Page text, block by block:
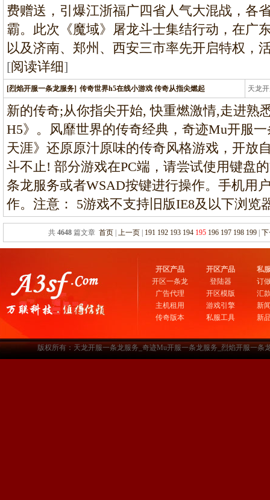
费赠送，引爆江浙福广四省人气大混战，各
霸。此次《魔域》屠龙斗士集结行动，在广
以及济南、郑州、西安三市率先开启特权，
[阅读详细]
[烈焰开服一条龙服务] 传奇世界h5在线小游戏 传奇从指尖燃起 天龙
龙
新的传奇;从你指尖开始, 快重燃激情,走进熟
H5》。风靡世界的传奇经典，奇迹Mu开服
天涯》还原原汁原味的传奇风格游戏，开放
斗不止! 部分游戏在PC端，请尝试使用键盘
条龙服务或者WSAD按键进行操作。手机用
作。注意： 5游戏不支持旧版IE8及以下浏览
共 4648篇文章 首页| 上一页| 191 192 193 194 195 196 197 198 199| 下
开区产品
开区一条龙
广告代理
主机租用
传奇版本
开区产品
登陆器
开区模版
游戏引擎
私服工具
私
订
汇
新
新
版权所有：天龙开服一条龙服务_奇迹Mu开服一条龙服务_烈焰开服一条